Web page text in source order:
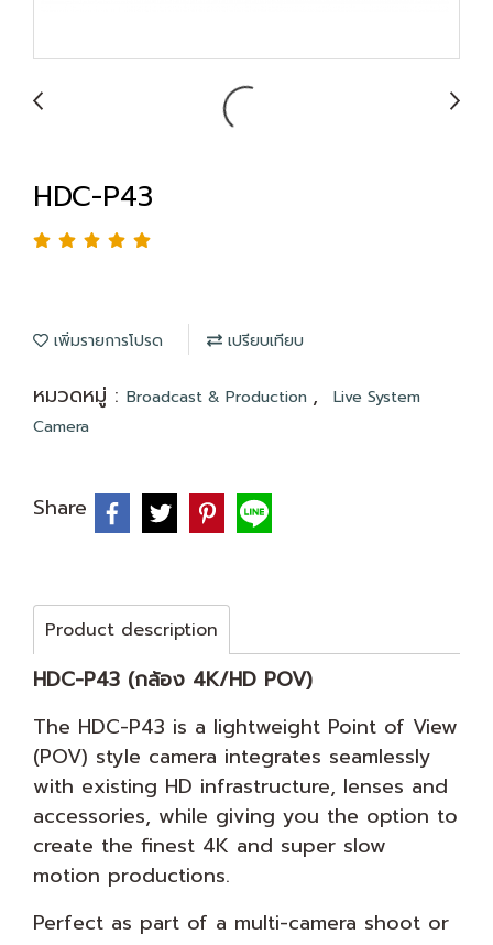
HDC-P43
เพิ่มรายการโปรด เปรียบเทียบ
หมวดหมู่ : Broadcast & Production ,
Live System
Camera
Share
Product description
HDC-P43 (กล้อง 4K/HD POV)
The HDC-P43 is a lightweight Point of View
(POV) style camera integrates seamlessly
with existing HD infrastructure, lenses and
accessories, while giving you the option to
create the finest 4K and super slow
motion productions.
Perfect as part of a multi-camera shoot or